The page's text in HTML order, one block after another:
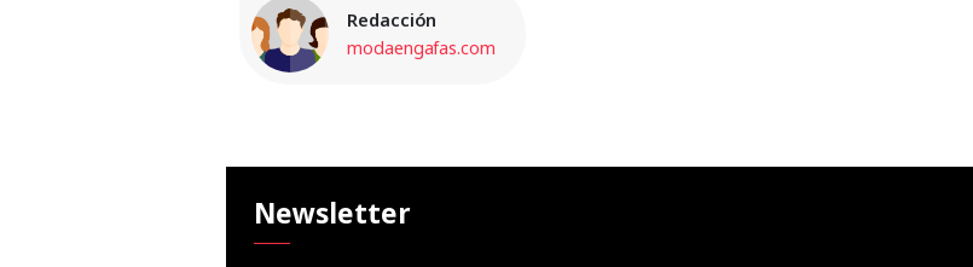
Redacción
modaengafas.com
Newsletter